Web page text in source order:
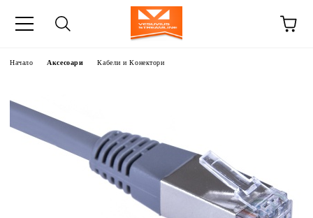
Начало Аксесоари Кабели и Конектори